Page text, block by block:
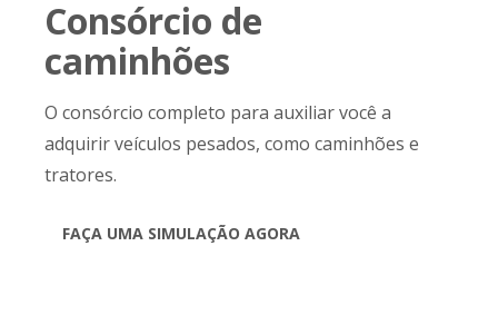
Consórcio de
caminhões
O consórcio completo para auxiliar você a
adquirir veículos pesados, como caminhões e
tratores.
FAÇA UMA SIMULAÇÃO AGORA